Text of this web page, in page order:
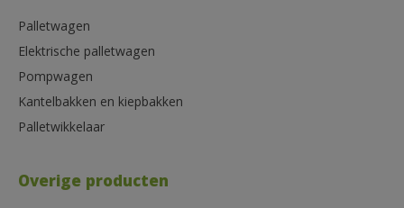
Palletwagen
Elektrische palletwagen
Pompwagen
Kantelbakken en kiepbakken
Palletwikkelaar
Overige producten